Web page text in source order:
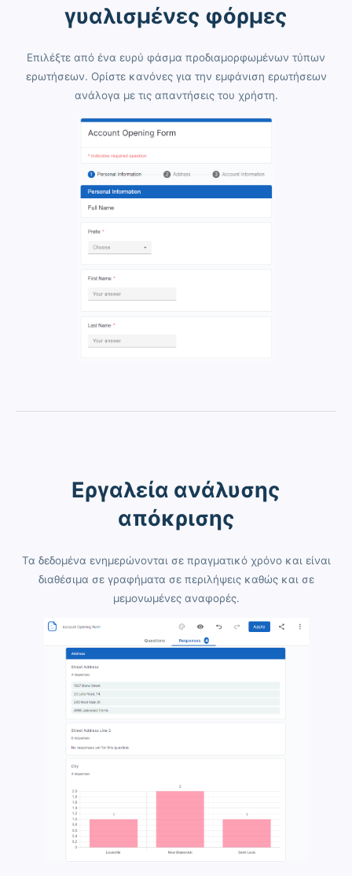
γυαλισμένες φόρμες
Επιλέξτε από ένα ευρύ φάσμα προδιαμορφωμένων τύπων
ερωτήσεων. Ορίστε κανόνες για την εμφάνιση ερωτήσεων
ανάλογα με τις απαντήσεις του χρήστη.
Εργαλεία ανάλυσης
απόκρισης
Τα δεδομένα ενημερώνονται σε πραγματικό χρόνο και είναι
διαθέσιμα σε γραφήματα σε περιλήψεις καθώς και σε
μεμονωμένες αναφορές.